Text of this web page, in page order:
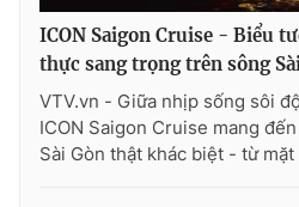
ICON Saigon Cruise - Biểu
thực sang trọng trên sông
VTV.vn - Giữa nhịp sống sôi
ICON Saigon Cruise mang
Sài Gòn thật khác biệt - từ mặt